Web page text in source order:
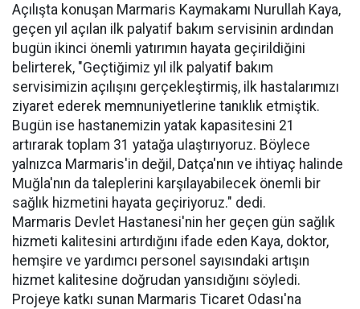
Açılışta konuşan Marmaris Kaymakamı Nurullah Kaya,
geçen yıl açılan ilk palyatif bakım servisinin ardından
bugün ikinci önemli yatırımın hayata geçirildiğini
belirterek, "Geçtiğimiz yıl ilk palyatif bakım
servisimizin açılışını gerçekleştirmiş, ilk hastalarımızı
ziyaret ederek memnuniyetlerine tanıklık etmiştik.
Bugün ise hastanemizin yatak kapasitesini 21
artırarak toplam 31 yatağa ulaştırıyoruz. Böylece
yalnızca Marmaris'in değil, Datça'nın ve ihtiyaç halinde
Muğla'nın da taleplerini karşılayabilecek önemli bir
sağlık hizmetini hayata geçiriyoruz." dedi.
Marmaris Devlet Hastanesi'nin her geçen gün sağlık
hizmeti kalitesini artırdığını ifade eden Kaya, doktor,
hemşire ve yardımcı personel sayısındaki artışın
hizmet kalitesine doğrudan yansıdığını söyledi.
Projeye katkı sunan Marmaris Ticaret Odası'na